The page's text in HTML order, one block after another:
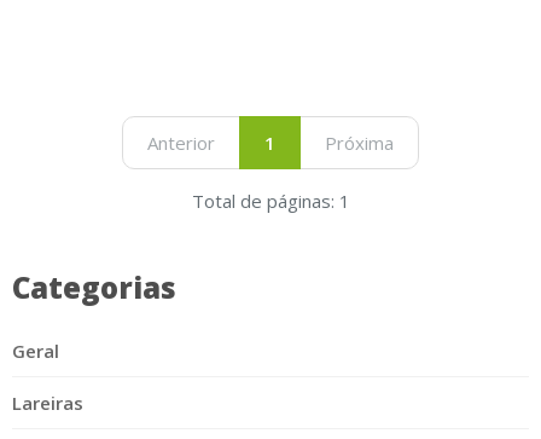
Anterior 1 Próxima
Total de páginas: 1
Categorias
Geral
Lareiras